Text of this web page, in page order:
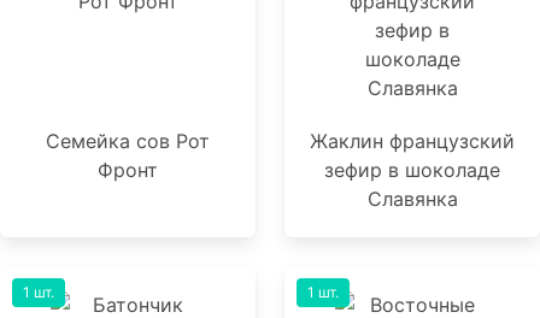
Семейка сов Рот
Фронт
Жаклин французский
зефир в шоколаде
Славянка
1 шт. 1 шт.